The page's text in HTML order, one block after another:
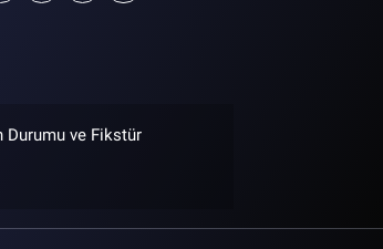
Durumu ve Fikstür